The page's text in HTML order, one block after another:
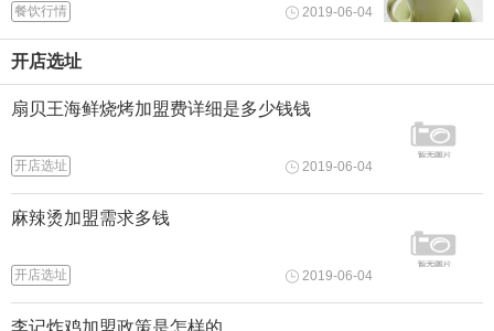
2019-06-04
餐饮行情
开店选址
扇贝王海鲜烧烤加盟费详细是多少钱钱
2019-06-04
开店选址
麻辣烫加盟需求多钱
2019-06-04
开店选址
李记炸鸡加盟政策是怎样的